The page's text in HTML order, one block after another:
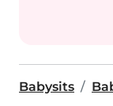
Babysits